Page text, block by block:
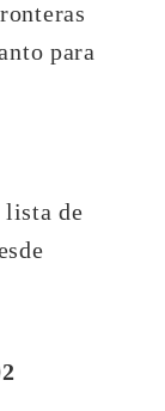
para
lista de